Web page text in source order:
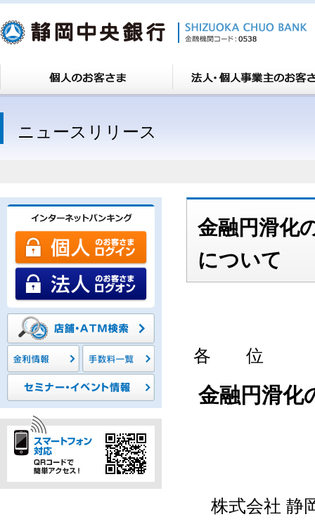
ニュースリリース
金融円滑化
について
各 位
金融円滑化
株式会社 静